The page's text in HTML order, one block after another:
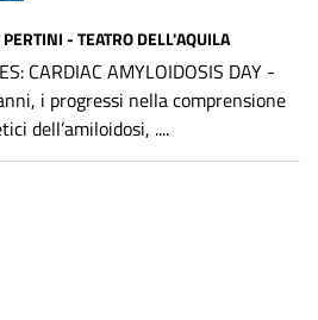
- TEATRO DELL'AQUILA
CARDIAC AMYLOIDOSIS DAY -
i progressi nella comprensione
dell’amiloidosi, ....